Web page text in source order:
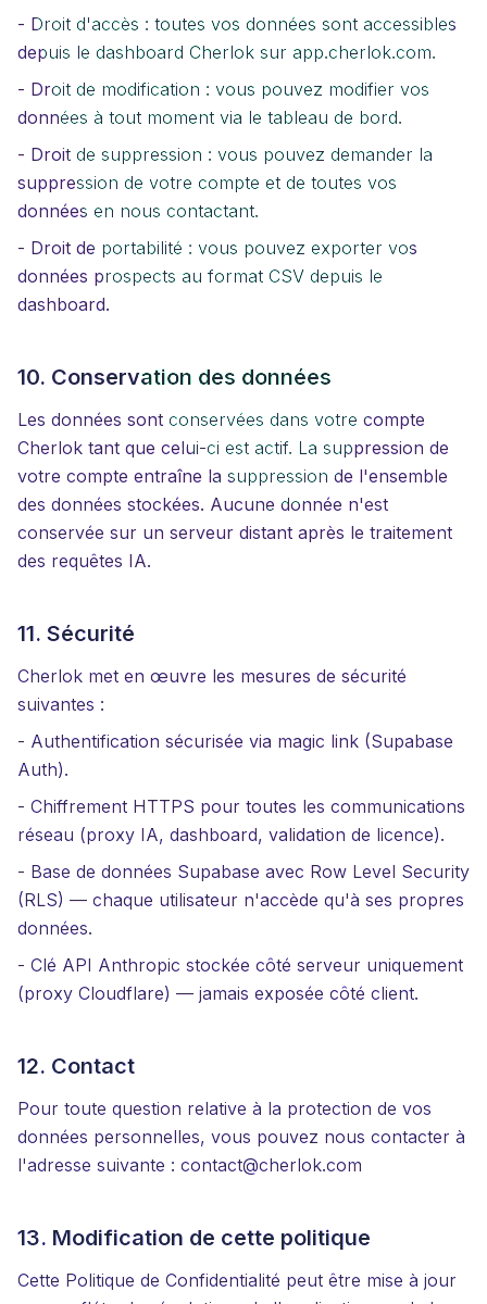
- Droit d'accès : toutes vos données sont accessibles
depuis le dashboard Cherlok sur app.cherlok.com.
- Droit de modification : vous pouvez modifier vos
données à tout moment via le tableau de bord.
- Droit de suppression : vous pouvez demander la
suppression de votre compte et de toutes vos
données en nous contactant.
- Droit de portabilité : vous pouvez exporter vos
données prospects au format CSV depuis le
dashboard.
10. Conservation des données
Les données sont conservées dans votre compte
Cherlok tant que celui-ci est actif. La suppression de
votre compte entraîne la suppression de l'ensemble
des données stockées. Aucune donnée n'est
conservée sur un serveur distant après le traitement
des requêtes IA.
11. Sécurité
Cherlok met en œuvre les mesures de sécurité
suivantes :
- Authentification sécurisée via magic link (Supabase
Auth).
- Chiffrement HTTPS pour toutes les communications
réseau (proxy IA, dashboard, validation de licence).
- Base de données Supabase avec Row Level Security
(RLS) — chaque utilisateur n'accède qu'à ses propres
données.
- Clé API Anthropic stockée côté serveur uniquement
(proxy Cloudflare) — jamais exposée côté client.
12. Contact
Pour toute question relative à la protection de vos
données personnelles, vous pouvez nous contacter à
l'adresse suivante : contact@cherlok.com
13. Modification de cette politique
Cette Politique de Confidentialité peut être mise à jour